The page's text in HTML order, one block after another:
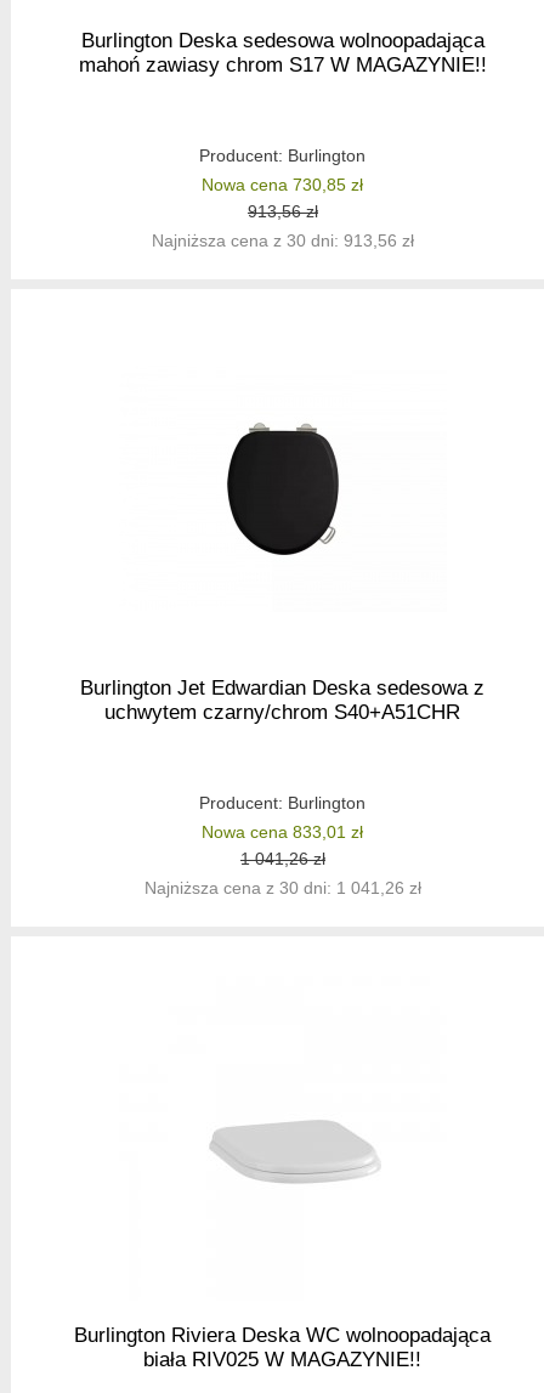
Burlington Deska sedesowa wolnoopadająca
mahoń zawiasy chrom S17 W MAGAZYNIE!!
Producent: Burlington
Nowa cena 730,85 zł
913,56 zł
Najniższa cena z 30 dni: 913,56 zł
Burlington Jet Edwardian Deska sedesowa z
uchwytem czarny/chrom S40+A51CHR
Producent: Burlington
Nowa cena 833,01 zł
1 041,26 zł
Najniższa cena z 30 dni: 1 041,26 zł
Burlington Riviera Deska WC wolnoopadająca
biała RIV025 W MAGAZYNIE!!